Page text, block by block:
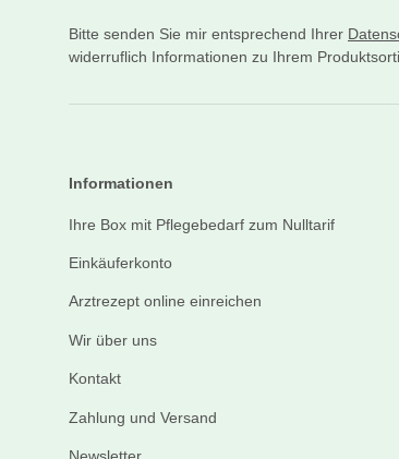
Bitte senden Sie mir entsprechend Ihrer
widerruflich Informationen zu Ihrem
Informationen
Ihre Box mit Pflegebedarf zum Nulltarif
Einkäuferkonto
Arztrezept online einreichen
Wir über uns
Kontakt
Zahlung und Versand